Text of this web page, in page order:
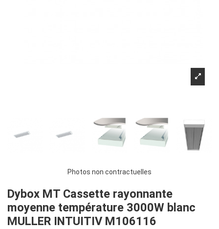
Photos non contractuelles
Dybox MT Cassette rayonnante
moyenne température 3000W blanc
MULLER INTUITIV M106116